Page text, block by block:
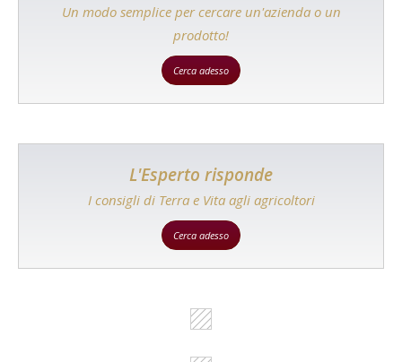
Un modo semplice per cercare un'azienda o un
prodotto!
Cerca adesso
L'Esperto risponde
I consigli di Terra e Vita agli agricoltori
Cerca adesso